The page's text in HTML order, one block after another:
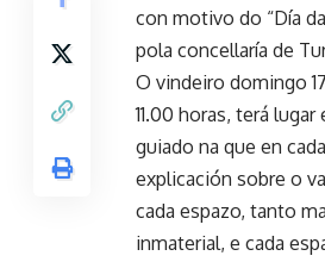
con motivo do “Día
pola concellaría de
O vindeiro domingo
11.00 horas, terá
guiado na que en
explicación sobre o
cada espazo, tanto
inmaterial, e cada